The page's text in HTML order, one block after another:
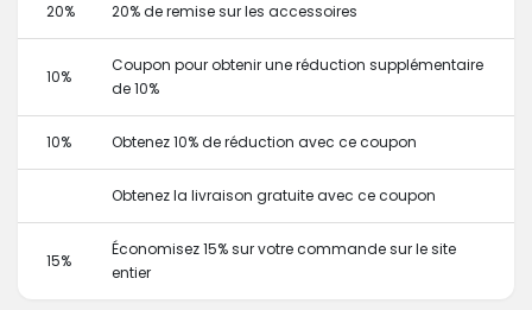
20% 20% de remise sur les accessoires
10%
Coupon pour obtenir une réduction supplémentaire
de 10%
10% Obtenez 10% de réduction avec ce coupon
Obtenez la livraison gratuite avec ce coupon
15%
Économisez 15% sur votre commande sur le site
entier